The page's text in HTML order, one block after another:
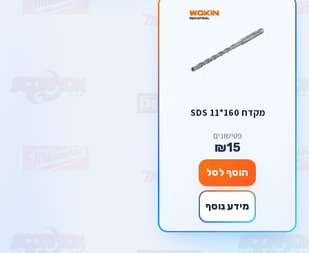
מקדח SDS 11*160
פטישונים
₪15
הוסף לסל
מידע נוסף